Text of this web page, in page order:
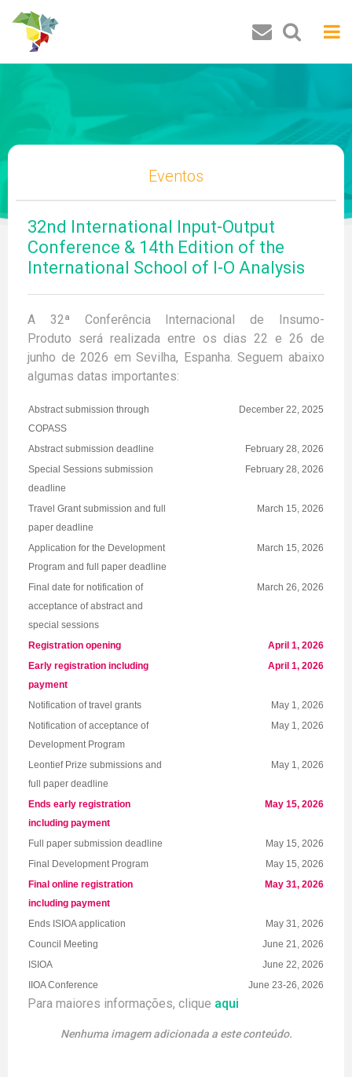
Buscar
Eventos
32nd International Input-Output
Conference & 14th Edition of the
International School of I-O Analysis
A 32ª Conferência Internacional de Insumo-
Produto será realizada entre os dias 22 e 26 de
junho de 2026 em Sevilha, Espanha. Seguem abaixo
algumas datas importantes:
Abstract submission through
COPASS
December 22, 2025
Abstract submission deadline
February 28, 2026
Special Sessions submission
deadline
February 28, 2026
Travel Grant submission and full
paper deadline
March 15, 2026
Application for the Development
Program and full paper deadline
March 15, 2026
Final date for notification of
acceptance of abstract and
special sessions
March 26, 2026
Registration opening
April 1, 2026
Early registration including
payment
April 1, 2026
Notification of travel grants
May 1, 2026
Notification of acceptance of
Development Program
May 1, 2026
Leontief Prize submissions and
full paper deadline
May 1, 2026
Ends early registration
including payment
May 15, 2026
Full paper submission deadline
May 15, 2026
Final Development Program
May 15, 2026
Final online registration
including payment
May 31, 2026
Ends ISIOA application
May 31, 2026
Council Meeting
June 21, 2026
ISIOA
June 22, 2026
IIOA Conference
June 23-26, 2026
Para maiores informações, clique aqui
Nenhuma imagem adicionada a este conteúdo.